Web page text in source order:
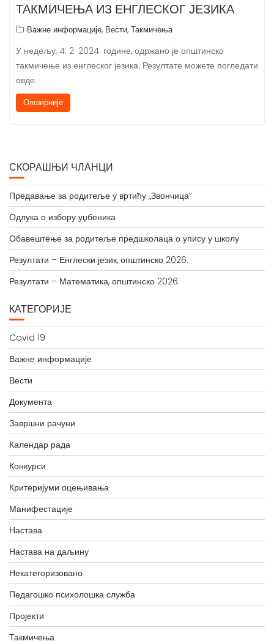
ТАКМИЧЕЊА ИЗ ЕНГЛЕСКОГ ЈЕЗИКА
Важне информације, Вести, Такмичења
У недељу, 4. 2. 2024. године, одржано је општинско
такмичење из енглеског језика. Резултате можете погледати
овде.
Опширније
СКОРАШЊИ ЧЛАНЦИ
Предавање за родитеље у вртићу „Звончица“
Одлука о избору уџбеника
Обавештење за родитеље предшколаца о упису у школу
Резултати – Енглески језик, општинско 2026.
Резултати – Математика, општинско 2026.
КАТЕГОРИЈЕ
Covid 19
Важне информације
Вести
Документа
Завршни рачуни
Календар рада
Конкурси
Критеријуми оцењивања
Манифестације
Настава
Настава на даљину
Некатегоризовано
Педагошко психолошка служба
Пројекти
Такмичења